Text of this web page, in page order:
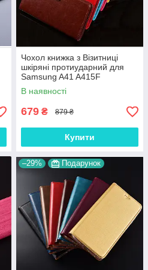
Чохол книжка з Візитниці
шкіряні протиударний для
Samsung A41 A415F
"BENTYAGA"
В наявності
679 ₴ 879 ₴
Купити
–29% Подарунок